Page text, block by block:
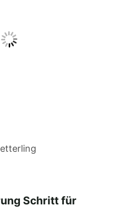
Schritt für